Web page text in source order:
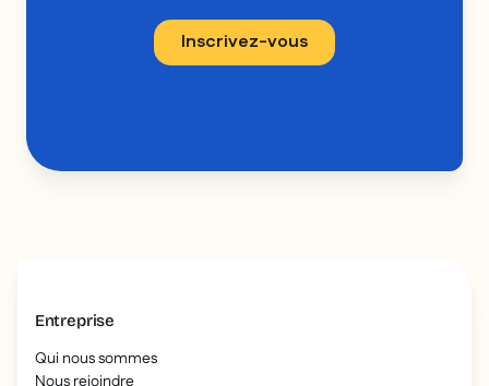
Entreprise
Qui nous sommes